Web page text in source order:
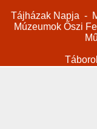
Tájházak Napja -
Múzeumok Őszi